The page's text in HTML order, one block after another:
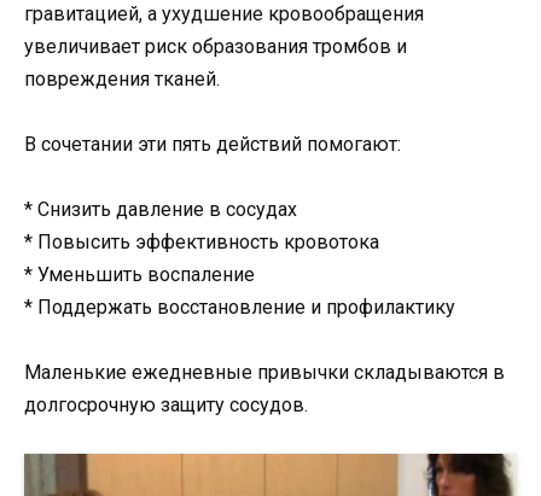
гравитацией, а ухудшение кровообращения
увеличивает риск образования тромбов и
повреждения тканей.
В сочетании эти пять действий помогают:
* Снизить давление в сосудах
* Повысить эффективность кровотока
* Уменьшить воспаление
* Поддержать восстановление и профилактику
Маленькие ежедневные привычки складываются в
долгосрочную защиту сосудов.